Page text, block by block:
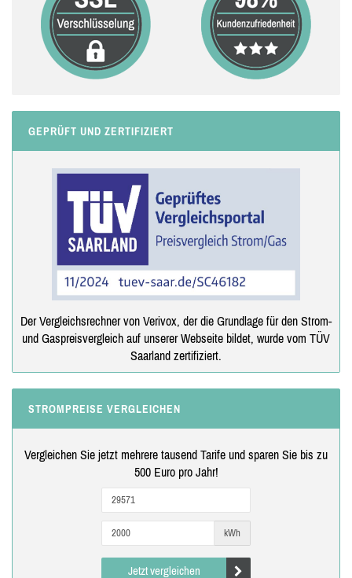
GEPRÜFT UND ZERTIFIZIERT
Der Vergleichsrechner von Verivox, der die Grundlage für den Strom-
und Gaspreisvergleich auf unserer Webseite bildet, wurde vom TÜV
Saarland zertifiziert.
STROMPREISE VERGLEICHEN
Vergleichen Sie jetzt mehrere tausend Tarife und sparen Sie bis zu
500 Euro pro Jahr!
kWh
Jetzt vergleichen